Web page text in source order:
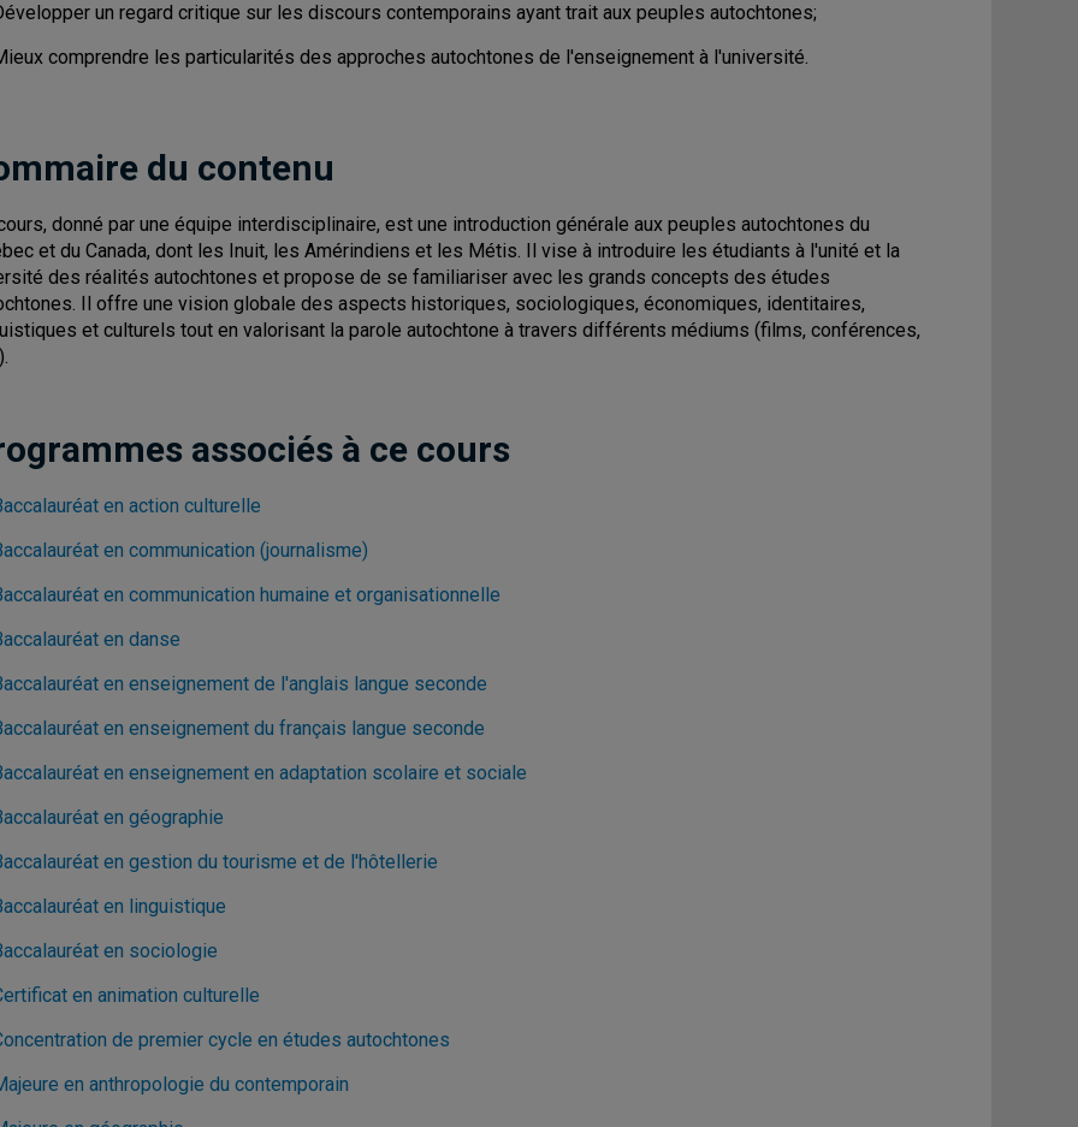
un regard critique sur les discours contemporains ayant trait aux peuples autochtones;
comprendre les particularités des approches autochtones de l'enseignement à l'université.
du contenu
donné par une équipe interdisciplinaire, est une introduction générale aux peuples autochtones du
et du Canada, dont les Inuit, les Amérindiens et les Métis. Il vise à introduire les étudiants à l'unité et la
des réalités autochtones et propose de se familiariser avec les grands concepts des études
Il offre une vision globale des aspects historiques, sociologiques, économiques, identitaires,
et culturels tout en valorisant la parole autochtone à travers différents médiums (films, conférences,
associés à ce cours
en action culturelle
en communication (journalisme)
en communication humaine et organisationnelle
en danse
en enseignement de l'anglais langue seconde
en enseignement du français langue seconde
en enseignement en adaptation scolaire et sociale
en géographie
en gestion du tourisme et de l'hôtellerie
en linguistique
en sociologie
en animation culturelle
de premier cycle en études autochtones
en anthropologie du contemporain